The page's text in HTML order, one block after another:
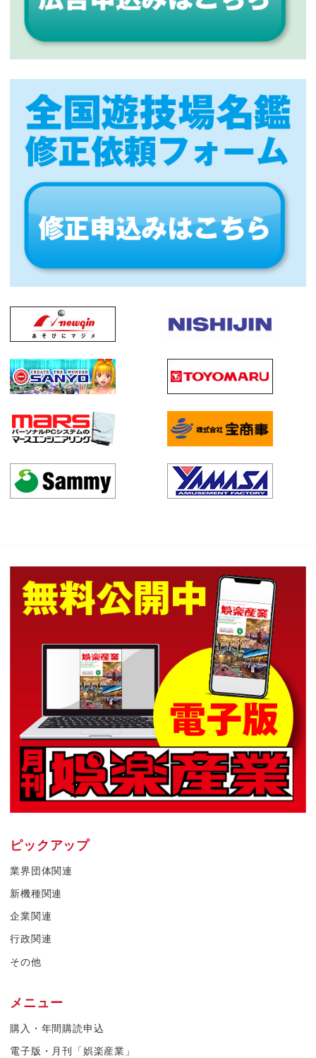
ピックアップ
業界団体関連
新機種関連
企業関連
行政関連
その他
メニュー
購入・年間購読申込
電子版・月刊「娯楽産業」